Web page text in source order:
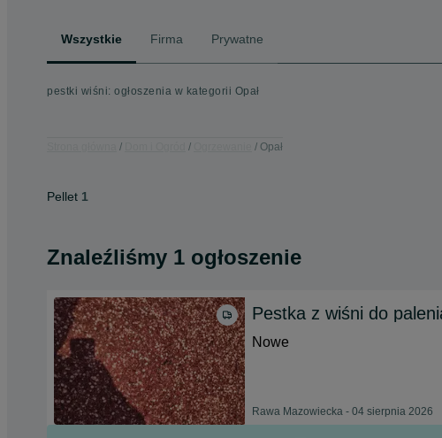
Wszystkie Firma Prywatne
pestki wiśni: ogłoszenia w kategorii Opał
Opał
Pellet 1
Znaleźliśmy 1 ogłoszenie
Pestka z wiśni do
Nowe
Rawa Mazowiecka - 04 sierpnia 2026